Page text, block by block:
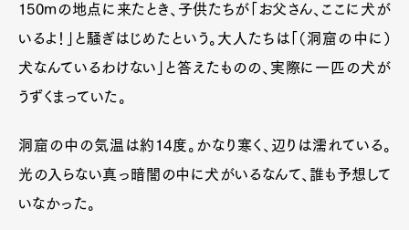
150mの地点に来たとき、子供たちが「お父さん、ここに犬が
いるよ！」と騒ぎはじめたという。大人たちは「（洞窟の中に）
犬なんているわけない」と答えたものの、実際に一匹の犬が
うずくまっていた。
洞窟の中の気温は約14度。かなり寒く、辺りは濡れている。
光の入らない真っ暗闇の中に犬がいるなんて、誰も予想して
いなかった。